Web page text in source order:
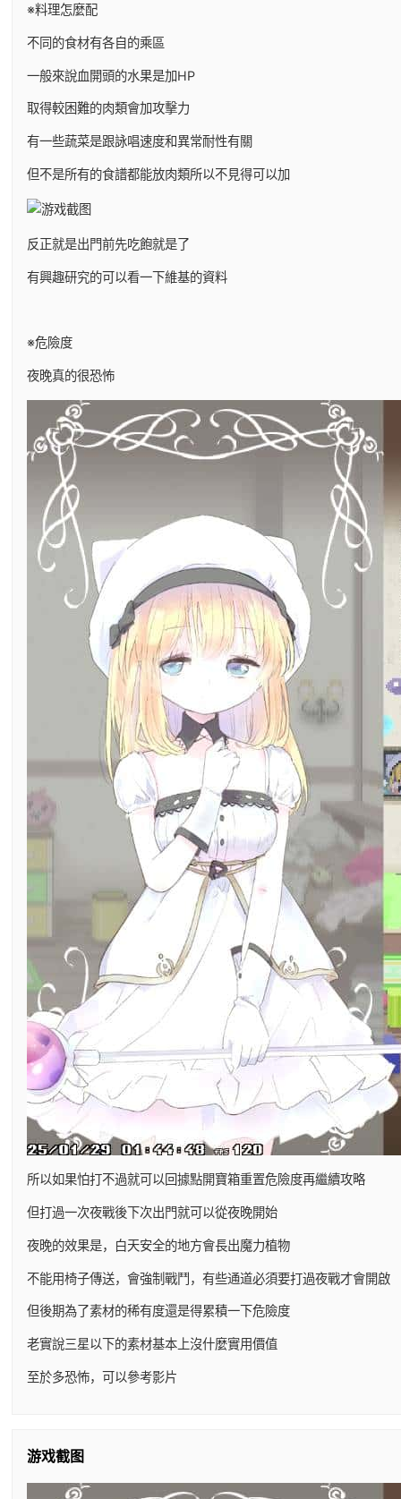
※料理怎麼配
不同的食材有各自的乘區
一般來說血開頭的水果是加HP
取得較困難的肉類會加攻擊力
有一些蔬菜是跟詠唱速度和異常耐性有關
但不是所有的食譜都能放肉類所以不見得可以加
反正就是出門前先吃飽就是了
有興趣研究的可以看一下維基的資料
※危險度
夜晚真的很恐怖
所以如果怕打不過就可以回據點開寶箱重置危險度再繼續攻略
但打過一次夜戰後下次出門就可以從夜晚開始
夜晚的效果是，白天安全的地方會長出魔力植物
不能用椅子傳送，會強制戰鬥，有些通道必須要打過夜戰才會開啟
但後期為了素材的稀有度還是得累積一下危險度
老實說三星以下的素材基本上沒什麼實用價值
至於多恐怖，可以參考影片
游戏截图